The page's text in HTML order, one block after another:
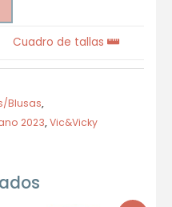
Cuadro de tallas
Blusas,
2023,Vic&Vicky